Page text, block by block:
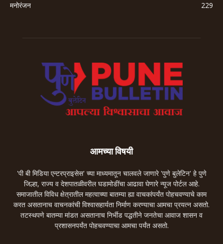
मनोरंजन
229
आमच्या विषयी
'पी बी मिडिया एन्टरप्राइसेस' च्या माध्यमातून चालवले जाणारे 'पुणे बुलेटिन' हे पुणे
जिल्हा, राज्य व देशपातळीवरील घडामोडींचा आढावा घेणारे न्यूज पोर्टल आहे.
समाजातील विविध क्षेत्रातील महत्वाच्या बातम्या ह्या वाचकांपर्यंत पोहचवण्याचे काम
करत असतानाच वाचनकांची विश्वासहार्यता निर्माण करण्याचा आमचा प्रयत्न असतो.
तटस्थपणे बातम्या मांडत असतानाच निर्भीड पद्धतीने जनतेचा आवाज शासन व
प्रशासनपर्यंत पोहचवण्याचा आमचा पर्यंत असतो.